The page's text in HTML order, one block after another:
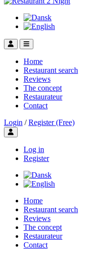
Home
Restaurant search
Reviews
The concept
Restaurateur
Contact
Login / Register (Free)
Toggle user menu
Log in
Register
Home
Restaurant search
Reviews
The concept
Restaurateur
Contact